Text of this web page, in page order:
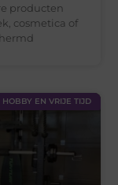
producten
cosmetica of
HOBBY EN VRIJE TIJD